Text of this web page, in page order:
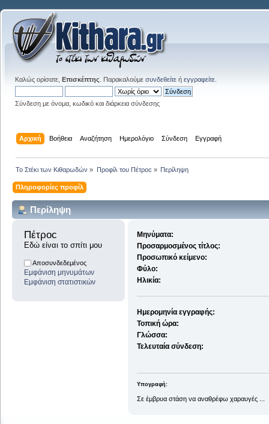
Καλώς ορίσατε, Επισκέπτης . Παρακαλούμε συνδεθείτε ή εγγραφείτε
Σύνδεση με όνομα, κωδικό και διάρκεια σύνδεσης
Αρχική Βοήθεια Αναζήτηση Ημερολόγιο Σύνδεση Εγγραφή
Το Στέκι των Κιθαρωδών » Προφίλ του Πέτροc » Περίληψη
Πληροφορίες προφίλ
Περίληψη
Πέτροc
Εδώ είναι το σπίτι μου
Αποσυνδεδεμένος
Εμφάνιση μηνυμάτων
Εμφάνιση στατιστικών
Μηνύματα:
Προσαρμοσμένος τίτλος:
Προσωπικό κείμενο:
Φύλο:
Ηλικία:
Ημερομηνία εγγραφής:
Τοπική ώρα:
Γλώσσα:
Τελευταία σύνδεση:
Υπογραφή:
Σε έμβρυα στάση να αναθρέφω χαραυγές ...